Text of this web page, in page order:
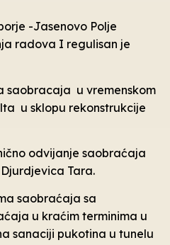
-Jasenovo Polje
radova I regulisan je
saobracaja u vremenskom
u sklopu rekonstrukcije
odvijanje saobraćaja
Tara.
saobraćaja sa
u kraćim terminima u
sanaciji pukotina u tunelu